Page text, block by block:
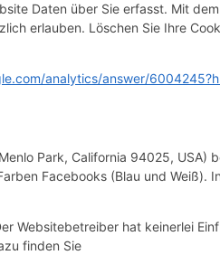
Daten über Sie erfasst. Mit
erlauben. Löschen Sie Ihre
analytics/answer/
Park, California 94025, USA)
Facebooks (Blau und Weiß).
Websitebetreiber hat keinerlei
finden Sie